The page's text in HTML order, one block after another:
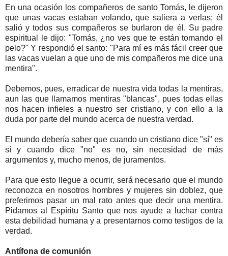
En una ocasión los compañeros de santo Tomás, le dijeron
que unas vacas estaban volando, que saliera a verlas; él
salió y todos sus compañeros se burlaron de él. Su padre
espiritual le dijo: "Tomás, ¿no ves que te están tomando el
pelo?" Y respondió el santo: "Para mí es más fácil creer que
las vacas vuelan a que uno de mis compañeros me dice una
mentira".
Debemos, pues, erradicar de nuestra vida todas la mentiras,
aun las que llamamos mentiras "blancas", pues todas ellas
nos hacen infieles a nuestro ser cristiano, y con ello a la
duda por parte del mundo acerca de nuestra verdad.
El mundo debería saber que cuando un cristiano dice "sí" es
sí y cuando dice "no" es no, sin necesidad de más
argumentos y, mucho menos, de juramentos.
Para que esto llegue a ocurrir, será necesario que el mundo
reconozca en nosotros hombres y mujeres sin doblez, que
preferimos pasar un mal rato antes que decir una mentira.
Pidamos al Espíritu Santo que nos ayude a luchar contra
esta debilidad humana y a presentarnos como testigos de la
verdad.
Antífona de comunión